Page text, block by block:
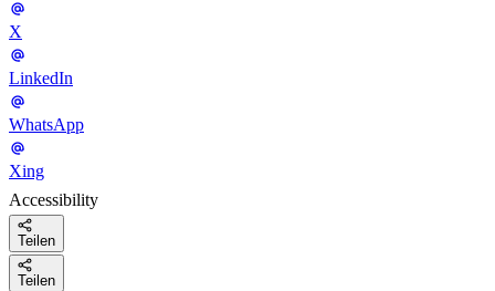
X
LinkedIn
WhatsApp
Xing
Accessibility
Teilen
Teilen